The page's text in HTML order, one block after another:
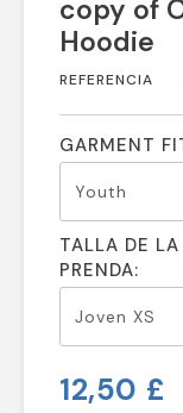
copy of
Hoodie
REFERENCIA
GARMENT
TALLA DE LA
PRENDA:
12,50 £